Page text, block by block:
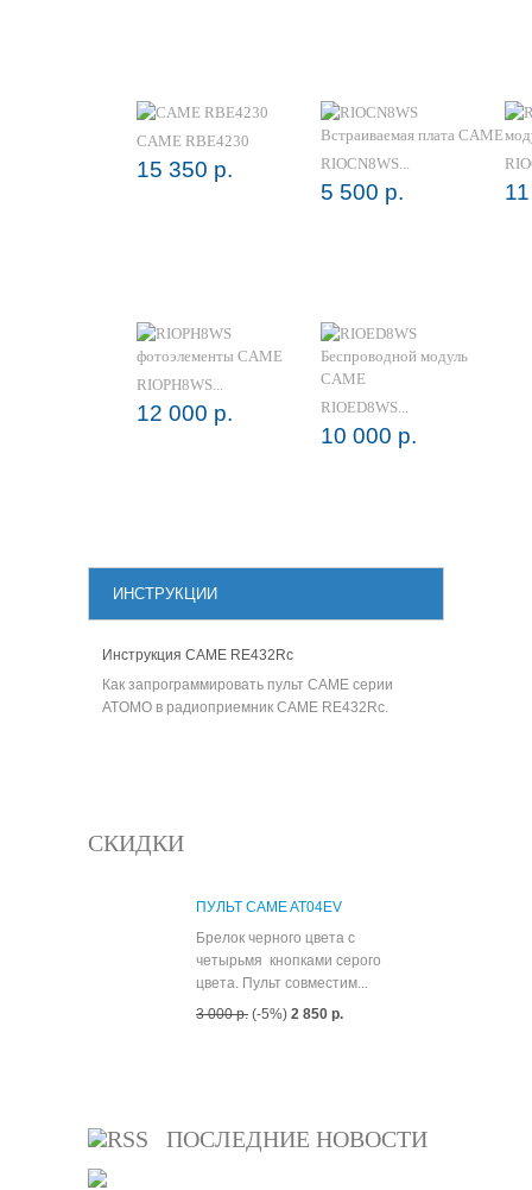
CAME RBE4230
15 350 р. RIOCN8WS...
5 500 р.
RIOPH8WS...
12 000 р. RIOED8WS...
10 000 р.
ИНСТРУКЦИИ
Инструкция CAME RE432Rc
Как запрограммировать пульт CAME серии
ATOMO в радиоприемник CAME RE432Rc.
СКИДКИ
ПУЛЬТ CAME AT04EV
Брелок черного цвета с
четырьмя кнопками серого
цвета. Пульт совместим...
3 000 р. (-5%) 2 850 р.
ПОСЛЕДНИЕ НОВОСТИ